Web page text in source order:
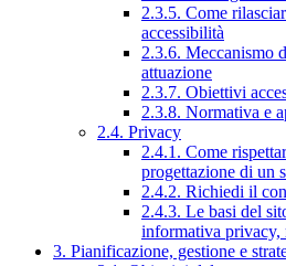
2.3.5. Come
accessibilità
2.3.6. Meccanismo
attuazione
2.3.7. Obiettivi
2.3.8. Normativa e
2.4. Privacy
2.4.1. Come
progettazione di un
2.4.2. Richiedi il
2.4.3. Le basi del
informativa
3. Pianificazione, gestione e